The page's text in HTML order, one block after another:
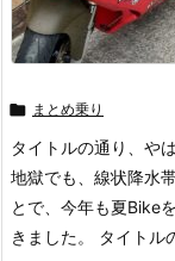
 まとめ乗り
タイトルの通り、や
地獄でも、線状降水
とで、今年も夏Bike
きました。 タイトル